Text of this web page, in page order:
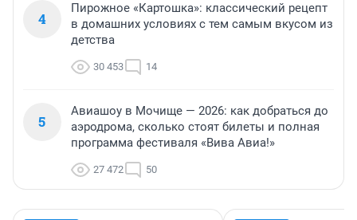
4
Пирожное «Картошка»: классический рецепт
в домашних условиях с тем самым вкусом из
детства
30 453 14
5
Авиашоу в Мочище — 2026: как добраться до
аэродрома, сколько стоят билеты и полная
программа фестиваля «Вива Авиа!»
27 472 50